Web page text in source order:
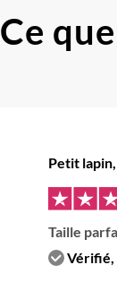
Ce
Petit
Taille
Vérifié,